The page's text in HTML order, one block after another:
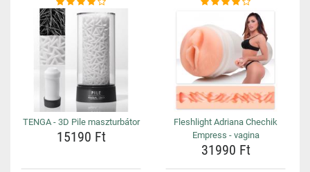
TENGA - 3D Pile maszturbátor
15190 Ft
Fleshlight Adriana Chechik
Empress - vagina
31990 Ft